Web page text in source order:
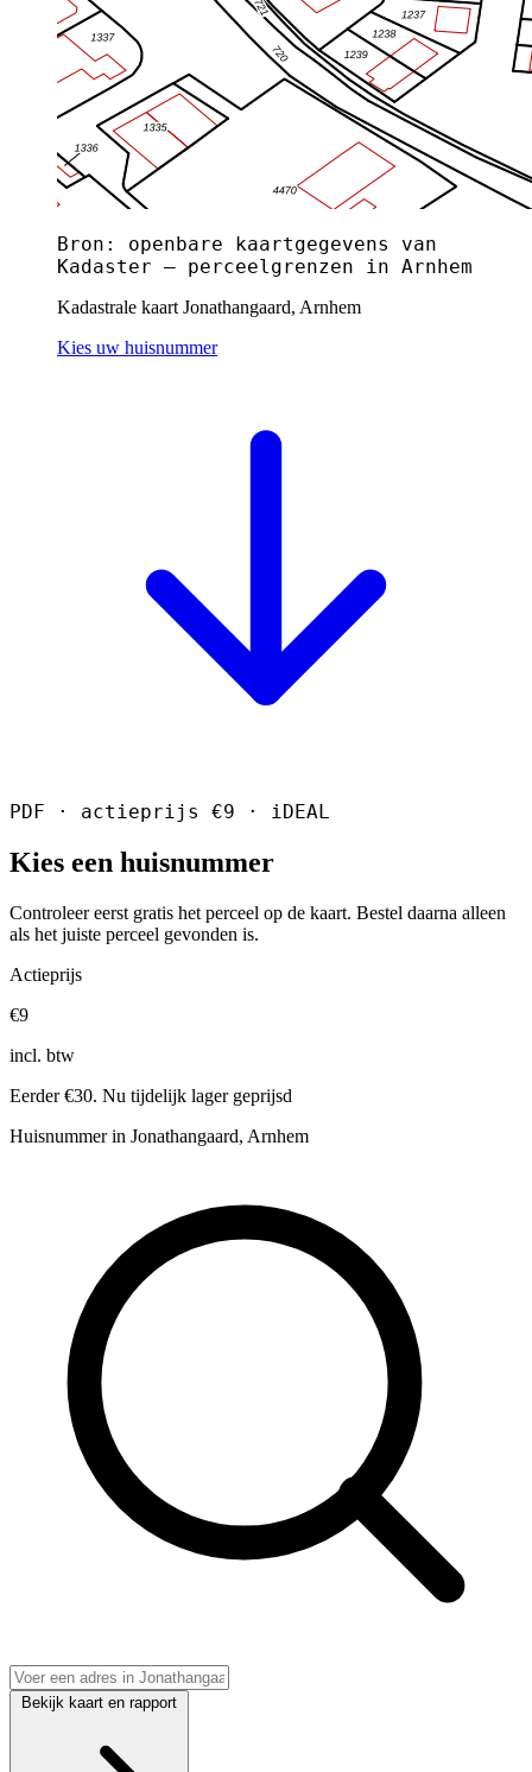
Bron: openbare kaartgegevens van
Kadaster — perceelgrenzen in Arnhem
Kadastrale kaart Jonathangaard, Arnhem
Kies uw huisnummer
PDF · actieprijs €9 · iDEAL
Kies een huisnummer
Controleer eerst gratis het perceel op de kaart. Bestel daarna alleen
als het juiste perceel gevonden is.
Actieprijs
€9
incl. btw
Eerder €30. Nu tijdelijk lager geprijsd
Huisnummer in Jonathangaard, Arnhem
Bekijk kaart en rapport